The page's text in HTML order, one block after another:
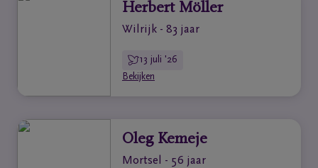
Herbert Möller
Wilrijk - 83 jaar
13 juli '26
Bekijken
Oleg Kemeje
Mortsel - 56 jaar